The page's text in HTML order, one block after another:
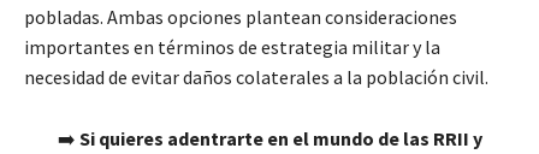
pobladas. Ambas opciones plantean consideraciones
importantes en términos de estrategia militar y la
necesidad de evitar daños colaterales a la población civil.
➡️ Si quieres adentrarte en el mundo de las RRII y